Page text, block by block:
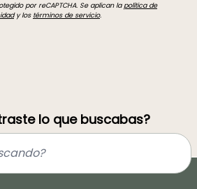
por reCAPTCHA. Se aplican lapolítica de
y los términos de servicio.
lo que buscabas?